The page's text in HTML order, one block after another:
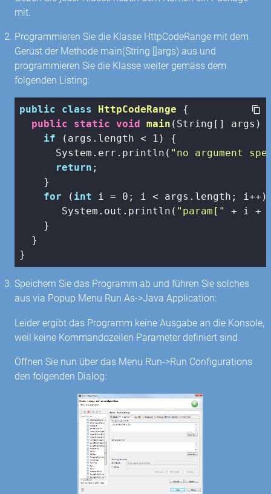
mit.
Programmieren Sie die Klasse HttpCodeRange mit dem
Gerüst der Methode main(String []args) aus und
programmieren Sie die Klasse weiter gemäss dem
folgenden Listing:
public class HttpCodeRange
{
public
static void main (String[] args)
if (args.length < 1 ) {
      System.err.println(
"no argument
return ;
    }
for ( int i = 0 ; i < args.length;
       System.out.println(
"param[" + i +
    }
  }
}
Speichern Sie das Programm ab und führen Sie solches
aus via Popup Menu Run As->Java Application:
Leider ergibt das Programm keine Ausgabe an die Konsole,
weil keine Kommandozeilen Parameter definiert sind.
Öffnen Sie nun über das Menu Run->Run Configurations
den folgenden Dialog: